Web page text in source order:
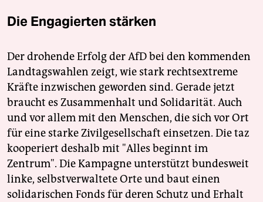
Die Engagierten stärken
Der drohende Erfolg der AfD bei den kommenden
Landtagswahlen zeigt, wie stark rechtsextreme
Kräfte inzwischen geworden sind. Gerade jetzt
braucht es Zusammenhalt und Solidarität. Auch
und vor allem mit den Menschen, die sich vor Ort
für eine starke Zivilgesellschaft einsetzen. Die taz
kooperiert deshalb mit "Alles beginnt im
Zentrum". Die Kampagne unterstützt bundesweit
linke, selbstverwaltete Orte und baut einen
solidarischen Fonds für deren Schutz und Erhalt